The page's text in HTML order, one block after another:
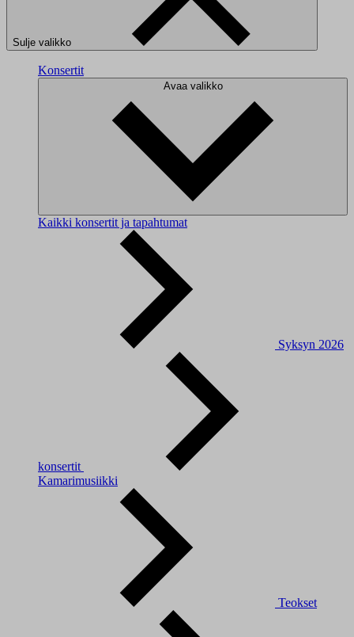
Sulje valikko
Konsertit
Avaa valikko
Kaikki konsertit ja tapahtumat
Syksyn 2026
konsertit
Kamarimusiikki
Teokset